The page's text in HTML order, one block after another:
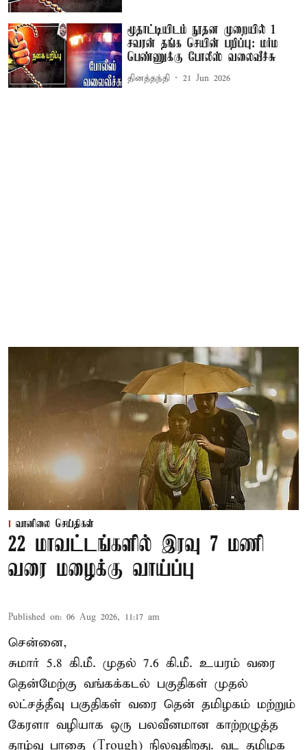
மூதாட்டியிடம் நூதன முறையில் 1
சவரன் தங்க செயின் பறிப்பு: மர்ம
பெண்ணுக்கு போலீஸ் வலைவீச்சு
தினத்தந்தி 21 Jun 2026
வானிலை செய்திகள்
22 மாவட்டங்களில் இரவு 7 மணி
வரை மழைக்கு வாய்ப்பு
Published on: 06 Aug 2026, 11:17 am
சென்னை,
சுமார் 5.8 கி.மீ. முதல் 7.6 கி.மீ. உயரம் வரை
தென்மேற்கு வங்கக்கடல் பகுதிகள் முதல்
லட்சத்தீவு பகுதிகள் வரை தென் தமிழகம் மற்றும்
கேரளா வழியாக ஒரு பலவீனமான காற்றழுத்த
தாழ்வு பாதை (Trough) நிலவுகிறது. வட தமிழக